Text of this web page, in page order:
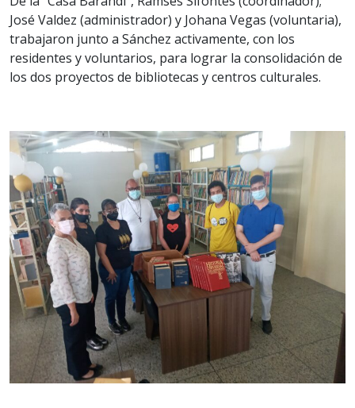
José Valdez (administrador) y Johana Vegas (voluntaria),
trabajaron junto a Sánchez activamente, con los
residentes y voluntarios, para lograr la consolidación de
los dos proyectos de bibliotecas y centros culturales.